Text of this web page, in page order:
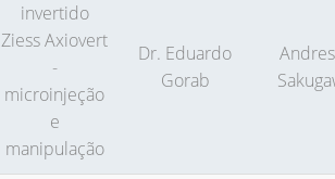
invertido
Ziess Axiovert
-
microinjeção
e
manipulação
Dr. Eduardo
Gorab